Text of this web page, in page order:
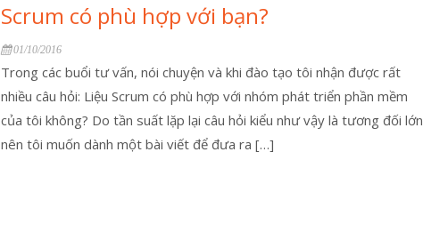
Scrum có phù hợp với bạn?
01/10/2016
Trong các buổi tư vấn, nói chuyện và khi đào tạo tôi nhận được rất
nhiều câu hỏi: Liệu Scrum có phù hợp với nhóm phát triển phần mềm
của tôi không? Do tần suất lặp lại câu hỏi kiểu như vậy là tương đối lớn
nên tôi muốn dành một bài viết để đưa ra […]